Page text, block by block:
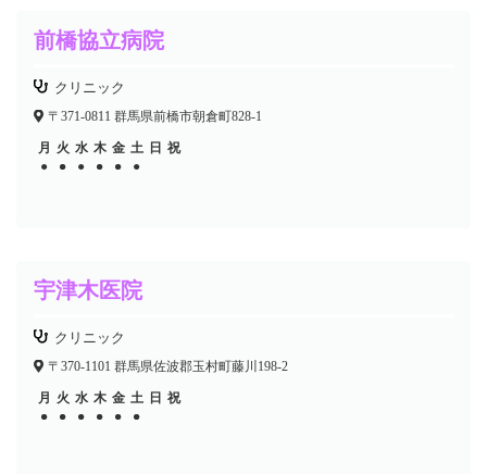
前橋協立病院
クリニック
〒371-0811 群馬県前橋市朝倉町828-1
月 火 水 木 金 土 日 祝
●
● ● ● ●
● ● ● ●
宇津木医院
クリニック
〒370-1101 群馬県佐波郡玉村町藤川198-2
月 火 水 木 金 土 日 祝
●
● ● ● ● ●
● ● ● ● ● ●